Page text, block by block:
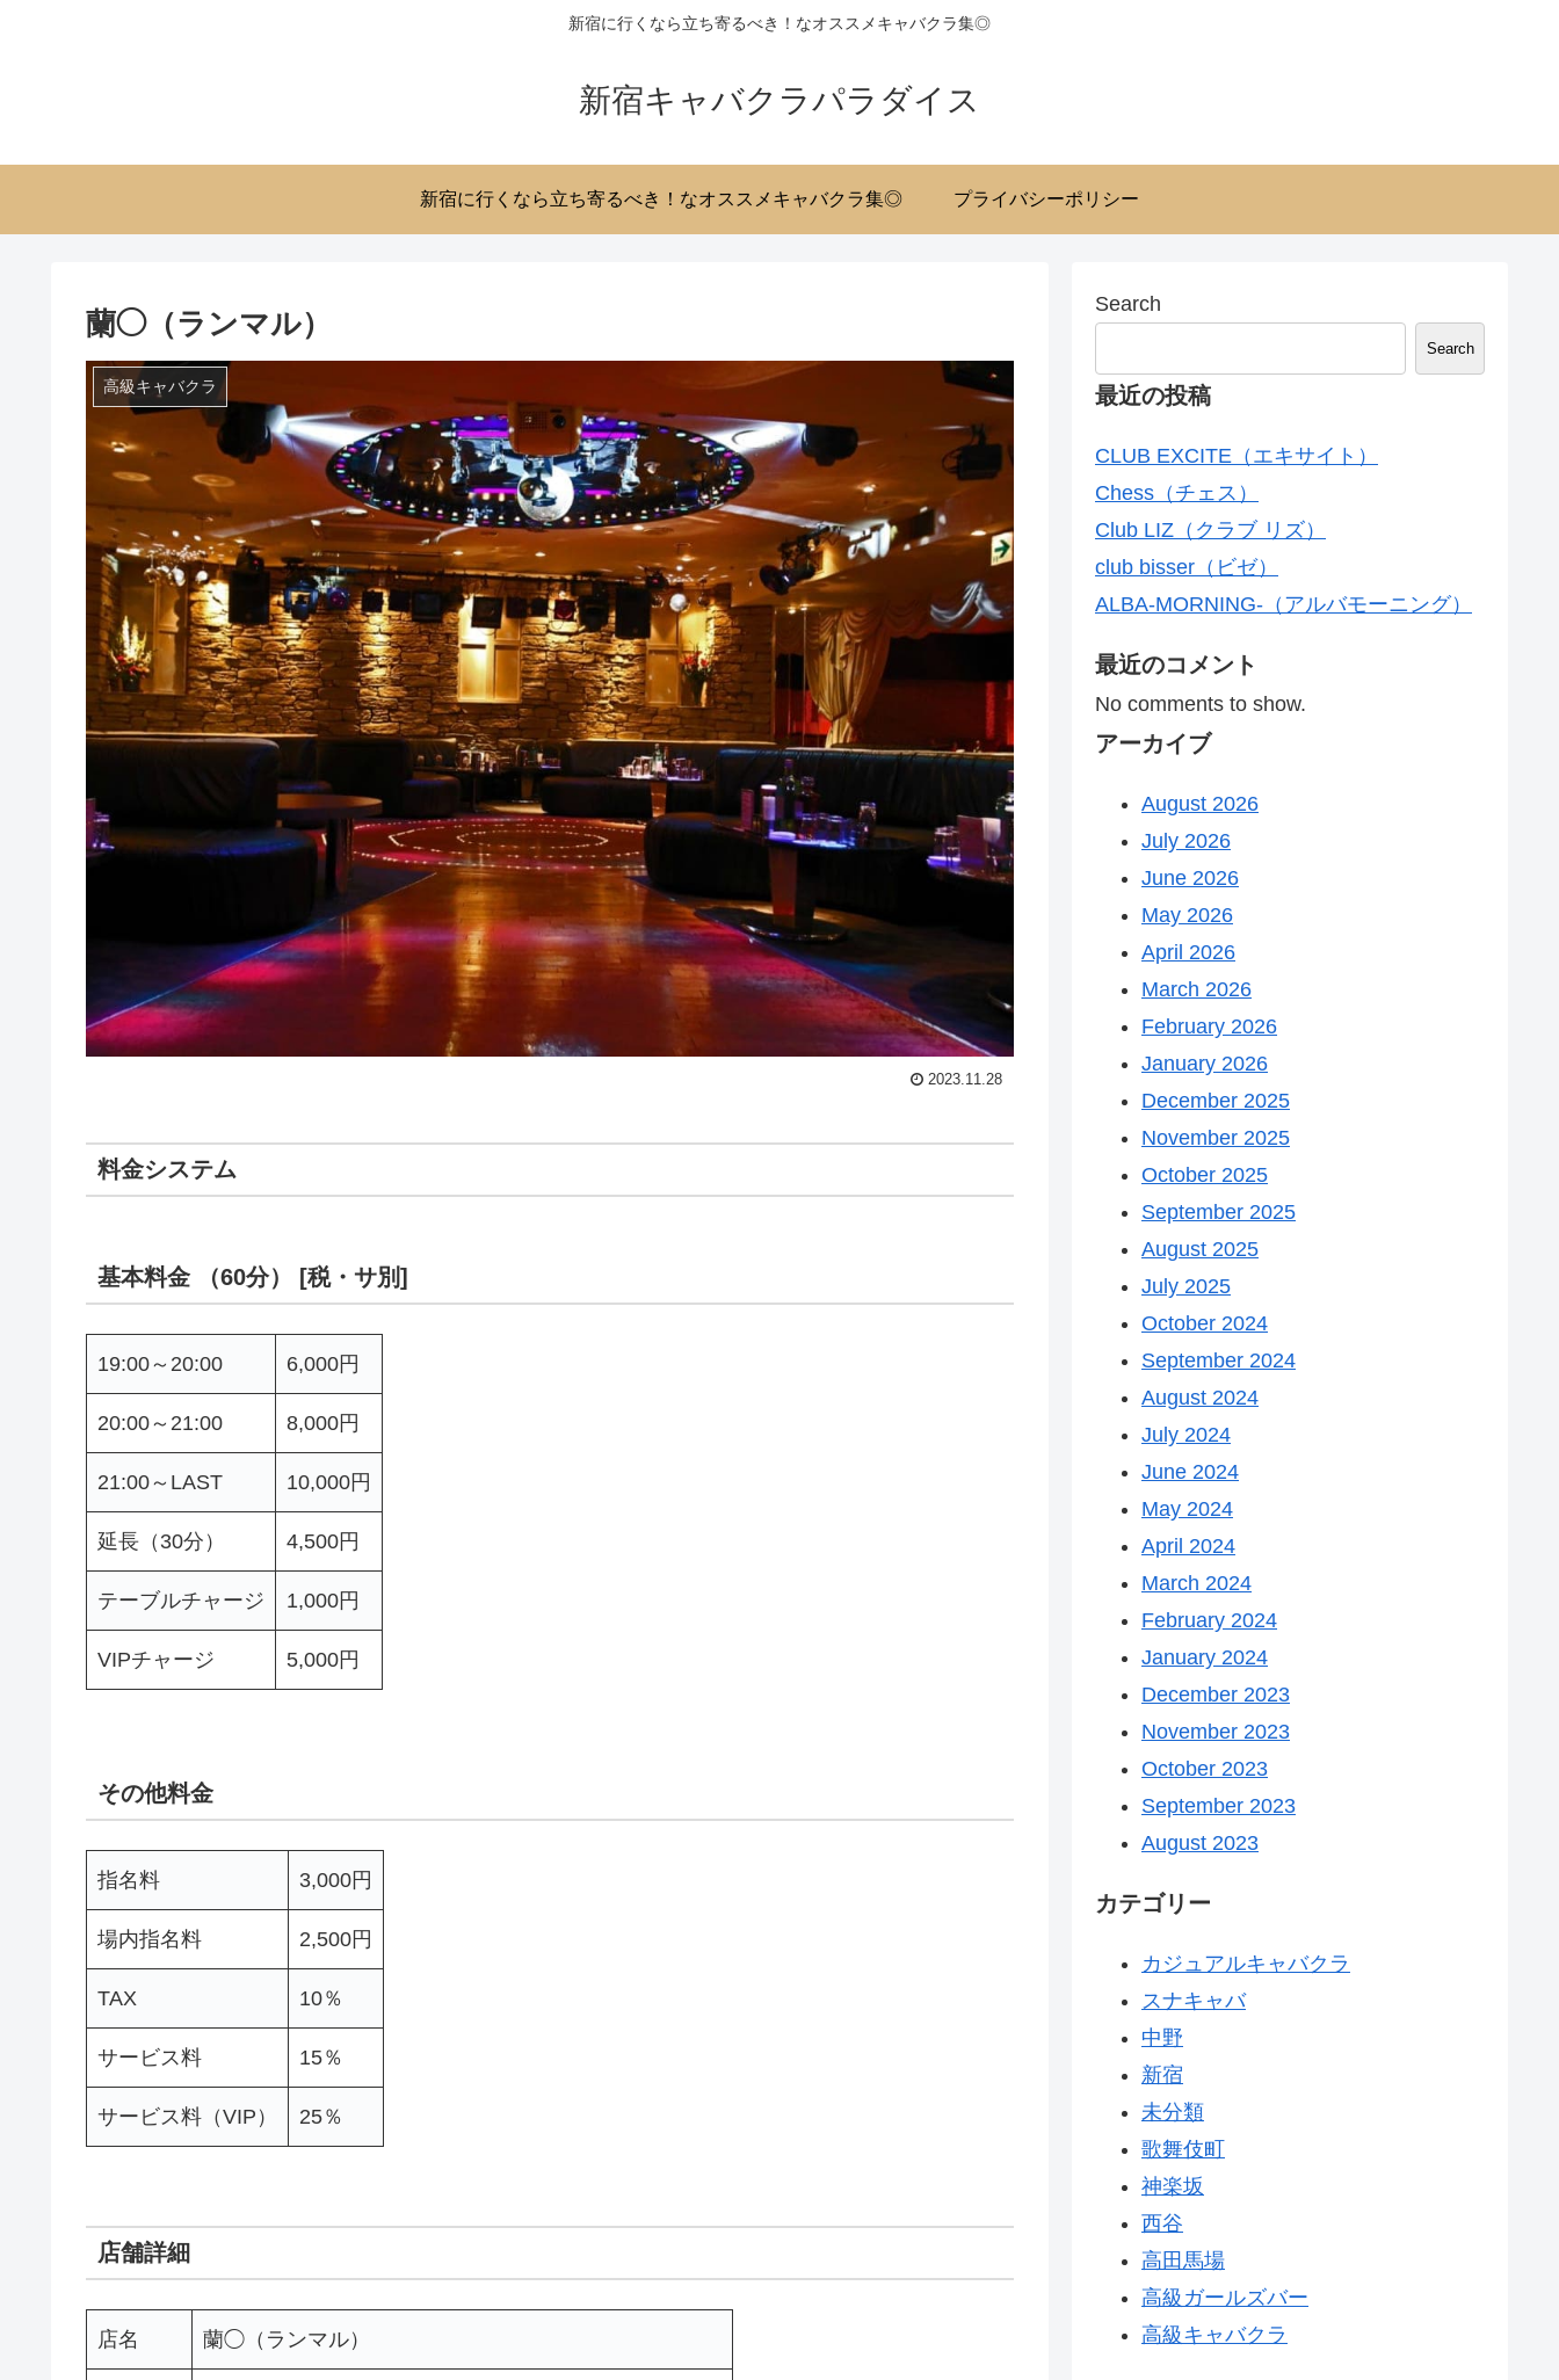
新宿に行くなら立ち寄るべき！なオススメキャバクラ集◎
新宿キャバクラパラダイス
新宿に行くなら立ち寄るべき！なオススメキャバクラ集◎ プライバシーポリシー
蘭◯（ランマル）
高級キャバクラ
2023.11.28
料金システム
基本料金 （60分） [税・サ別]
19:00～20:00 6,000円
20:00～21:00 8,000円
21:00～LAST 10,000円
延長（30分） 4,500円
テーブルチャージ 1,000円
VIPチャージ 5,000円
その他料金
指名料 3,000円
場内指名料 2,500円
TAX 10％
サービス料 15％
サービス料（VIP） 25％
店舗詳細
店名 蘭◯（ランマル）
Search
Search
最近の投稿
CLUB EXCITE（エキサイト）
Chess（チェス）
Club LIZ（クラブ リズ）
club bisser（ビゼ）
ALBA-MORNING-（アルバモーニング）
最近のコメント
No comments to show.
アーカイブ
August 2026
July 2026
June 2026
May 2026
April 2026
March 2026
February 2026
January 2026
December 2025
November 2025
October 2025
September 2025
August 2025
July 2025
October 2024
September 2024
August 2024
July 2024
June 2024
May 2024
April 2024
March 2024
February 2024
January 2024
December 2023
November 2023
October 2023
September 2023
August 2023
カテゴリー
カジュアルキャバクラ
スナキャバ
中野
新宿
未分類
歌舞伎町
神楽坂
西谷
高田馬場
高級ガールズバー
高級キャバクラ